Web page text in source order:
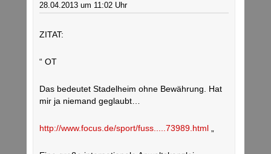
28.04.2013 um 11:02 Uhr
ZITAT:
“ OT
Das bedeutet Stadelheim ohne Bewährung. Hat
mir ja niemand geglaubt…
http://www.focus.de/sport/fuss.....73989.html